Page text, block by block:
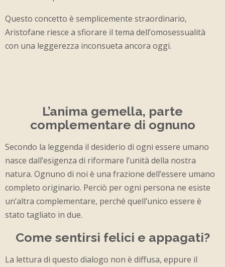
Questo concetto è semplicemente straordinario,
Aristofane riesce a sfiorare il tema dell’omosessualità
con una leggerezza inconsueta ancora oggi.
L’anima gemella, parte
complementare di ognuno
Secondo la leggenda il desiderio di ogni essere umano
nasce dall’esigenza di riformare l’unità della nostra
natura. Ognuno di noi è una frazione dell’essere umano
completo originario. Perciò per ogni persona ne esiste
un’altra complementare, perché quell’unico essere è
stato tagliato in due.
Come sentirsi felici e appagati?
La lettura di questo dialogo non è diffusa, eppure il